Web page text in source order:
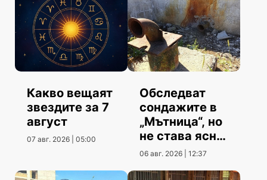
Какво вещаят
звездите за 7
август
07 авг. 2026 | 05:00
Обследват
сондажите в
„Мътница“, но
не става ясно
кога
06 авг. 2026 | 12:37